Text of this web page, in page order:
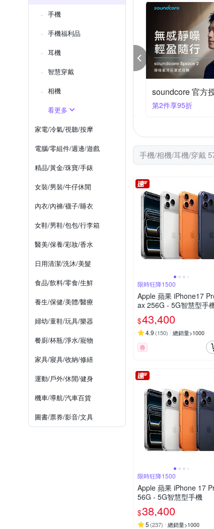
反骨創意
其他品牌
htc Desire 系列
Reno4 Z
手機
手機福利品
耳機
智慧穿戴
相機
看更多
家電/冷氣/視聽/按摩
電腦/零組件/週邊/遊戲
精品/黃金/珠寶/手錶
女裝/男裝/牛仔休閒
內衣/內褲/襪子/睡衣
女鞋/男鞋/包包/行李箱
醫美/保養/彩妝/香水
日用清潔/洗沐/美髮
食品/飲料/零食/生鮮
養生/保健/美體/醫療
婦幼/童鞋/玩具/樂器
餐廚/杯瓶/淨水/寵物
家具/寢具/收納/修繕
運動/戶外/休閒/健身
機車/導航/汽車百貨
圖書/票券/影音/文具
旅遊上網卡▼下殺1件94折 soundcore 官方
第2件享95折
手機/相機/耳機/穿戴
限時狂降1500
Apple 蘋果 iPhone17
ax 256G - 5G智慧型手
$43,400
4.9 (150) 總銷量>1000
券
限時狂降1500
Apple 蘋果 iPhone 17
56G - 5G智慧型手機
$38,400
5 (237) 總銷量>1000